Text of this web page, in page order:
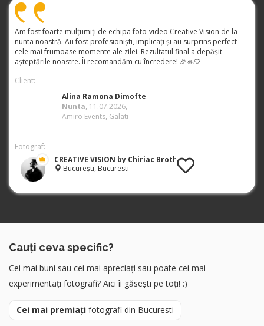
Am fost foarte mulțumiți de echipa foto-video Creative Vision de la
nunta noastră. Au fost profesioniști, implicați și au surprins perfect
cele mai frumoase momente ale zilei. Rezultatul final a depășit
așteptările noastre. Îi recomandăm cu încredere! 🎉🙏🤍
Client:
Alina Ramona Dimofte
Nunta, 11.07.2026,
Amiro Events, Galati
Fotograf:
CREATIVE VISION by Chiriac Brothers
București, Bucuresti
Cauți ceva specific?
Cei mai buni sau cei mai apreciați sau poate cei mai
experimentați fotografi? Aici îi găsești pe toți! :)
Cei mai premiați fotografi din Bucuresti